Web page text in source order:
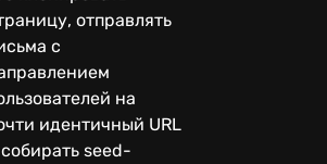
отправлять
с
на
идентичный URL
seed-